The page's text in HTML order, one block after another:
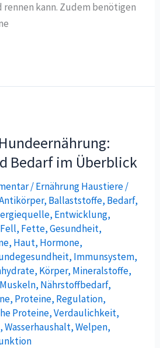
kann. Zudem benötigen
Bedarf im Überblick
/Ernährung Haustiere/
, Ballaststoffe, Bedarf,
, Entwicklung,
Fell, Fette,Gesundheit,
, Haut, Hormone,
, Immunsystem,
, Körper, Mineralstoffe,
Muskeln, Nährstoffbedarf,
, Proteine, Regulation,
Proteine,Verdaulichkeit,
,Wasserhaushalt,Welpen,